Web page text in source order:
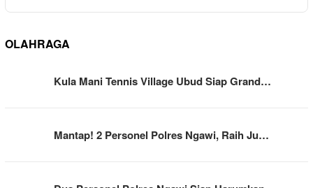
OLAHRAGA
Kula Mani Tennis Village Ubud Siap Grand…
Mantap! 2 Personel Polres Ngawi, Raih Ju…